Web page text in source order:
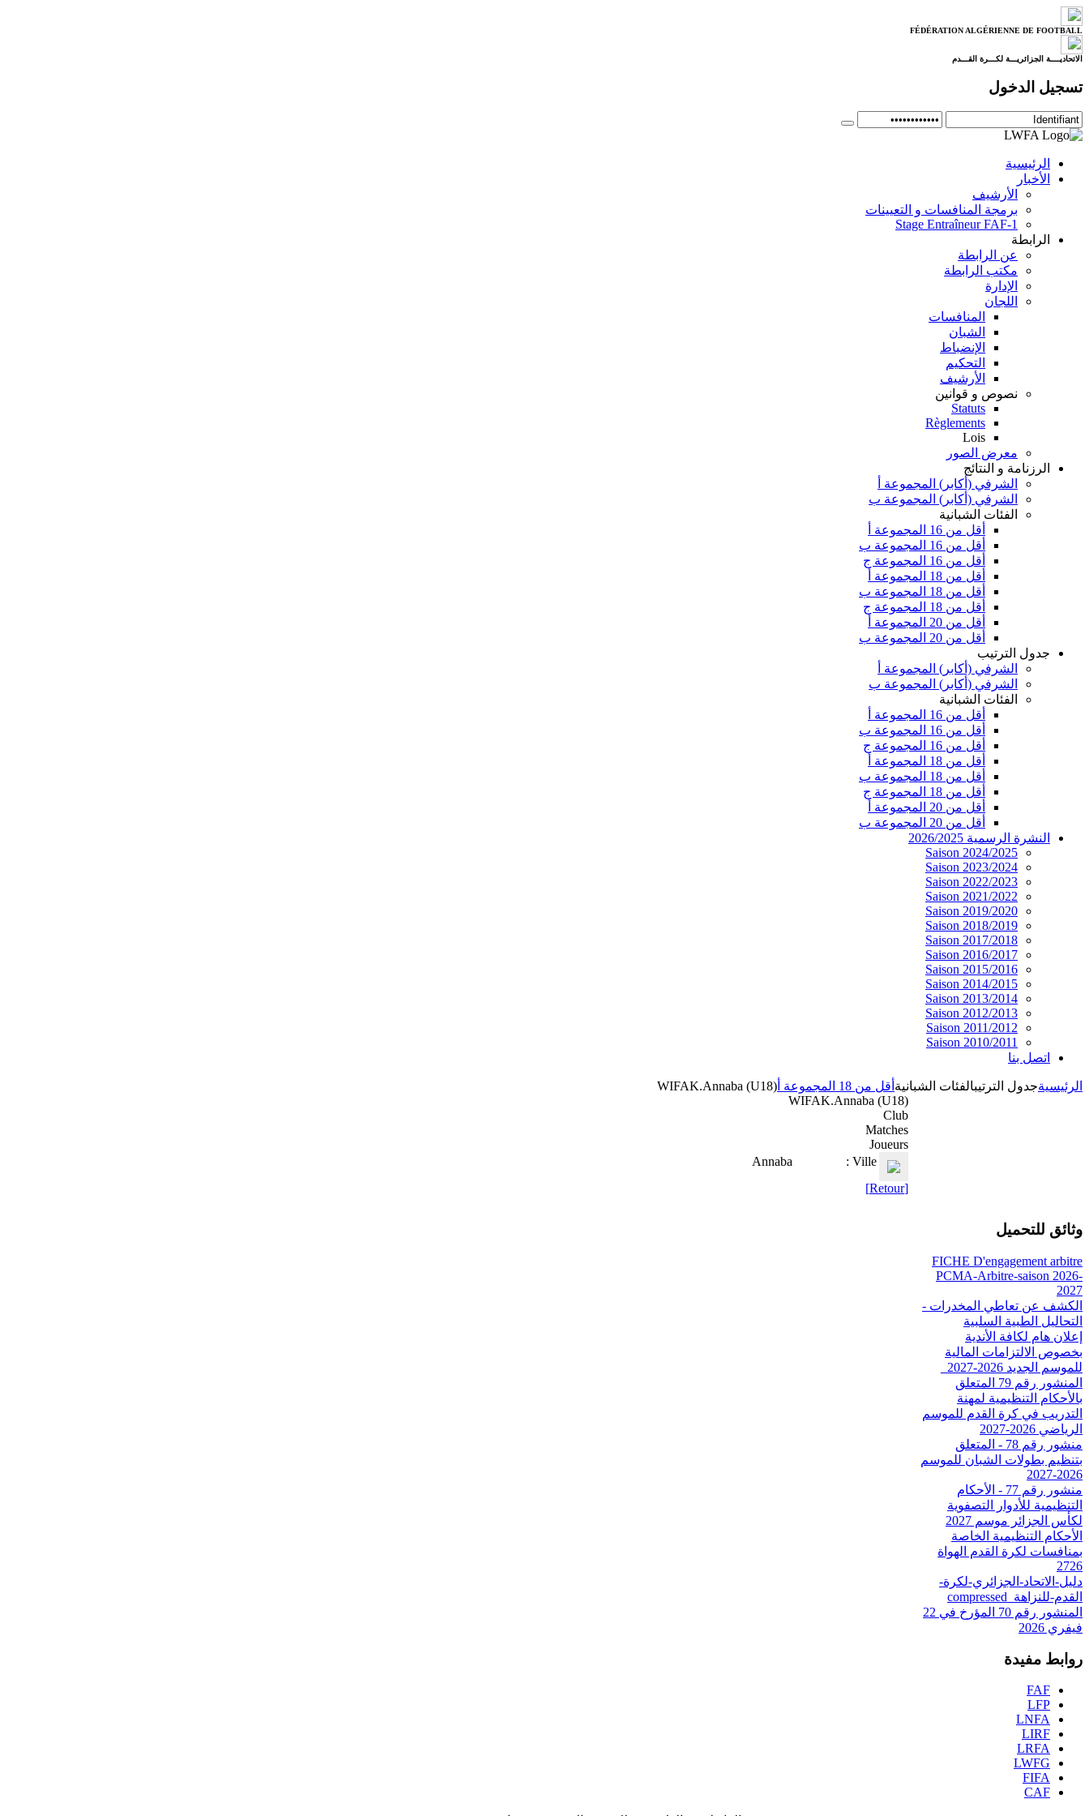
FÉDÉRATION ALGÉRIENNE DE FOOTBALL
الاتحاديــــة الجزائريـــة لكـــرة القـــدم
تسجيل الدخول
الرئيسية
الأخبار
الأرشيف
برمجة المنافسات و التعيينات
Stage Entraîneur FAF-1
الرابطة
عن الرابطة
مكتب الرابطة
الإدارة
اللجان
المنافسات
الشبان
الإنضباط
التحكيم
الأرشيف
نصوص و قوانين
Statuts
Règlements
Lois
معرض الصور
الرزنامة و النتائج
الشرفي (أكابر) المجموعة أ
الشرفي (أكابر) المجموعة ب
الفئات الشبانية
أقل من 16 المجموعة أ
أقل من 16 المجموعة ب
أقل من 16 المجموعة ج
أقل من 18 المجموعة أ
أقل من 18 المجموعة ب
أقل من 18 المجموعة ج
أقل من 20 المجموعة أ
أقل من 20 المجموعة ب
جدول الترتيب
الشرفي (أكابر) المجموعة أ
الشرفي (أكابر) المجموعة ب
الفئات الشبانية
أقل من 16 المجموعة أ
أقل من 16 المجموعة ب
أقل من 16 المجموعة ج
أقل من 18 المجموعة أ
أقل من 18 المجموعة ب
أقل من 18 المجموعة ج
أقل من 20 المجموعة أ
أقل من 20 المجموعة ب
النشرة الرسمية 2026/2025
Saison 2024/2025
Saison 2023/2024
Saison 2022/2023
Saison 2021/2022
Saison 2019/2020
Saison 2018/2019
Saison 2017/2018
Saison 2016/2017
Saison 2015/2016
Saison 2014/2015
Saison 2013/2014
Saison 2012/2013
Saison 2011/2012
Saison 2010/2011
اتصل بنا
الرئيسيةجدول الترتيبالفئات الشبانية أقل من 18 المجموعة أ
WIFAK.Annaba (U18)
WIFAK.Annaba (U18)
Club
Matches
Joueurs
Ville :
Annaba
[Retour]
وثائق للتحميل
FICHE D'engagement arbitre
PCMA-Arbitre-saison 2026-
2027
الكشف عن تعاطي المخدرات -
التحاليل الطبية السلبية
إعلان هام لكافة الأندية
بخصوص الالتزامات المالية
للموسم الجديد 2026-2027_
المنشور رقم 79 المتعلق
بالأحكام التنظيمية لمهنة
التدريب في كرة القدم للموسم
الرياضي 2026-2027
منشور رقم 78 - المتعلق
بتنظيم بطولات الشبان للموسم
2026-2027
منشور رقم 77 - الأحكام
التنظيمية للأدوار التصفوية
لكأس الجزائر موسم 2027
الأحكام التنظيمية الخاصة
بمنافسات لكرة القدم الهواة
2726
دليل-الاتحاد-الجزائري-لكرة-
القدم-للنزاهة_compressed
المنشور رقم 70 المؤرخ في 22
فيفري 2026
روابط مفيدة
FAF
LFP
LNFA
LIRF
LRFA
LWFG
FIFA
CAF